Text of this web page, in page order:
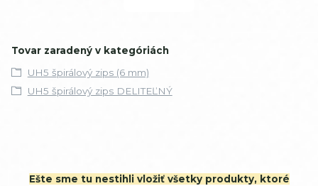
Tovar zaradený v kategóriách
UH5 špirálový zips (6 mm)
UH5 špirálový zips DELITEĽNÝ
Ešte sme tu nestihli vložiť všetky produkty, ktoré